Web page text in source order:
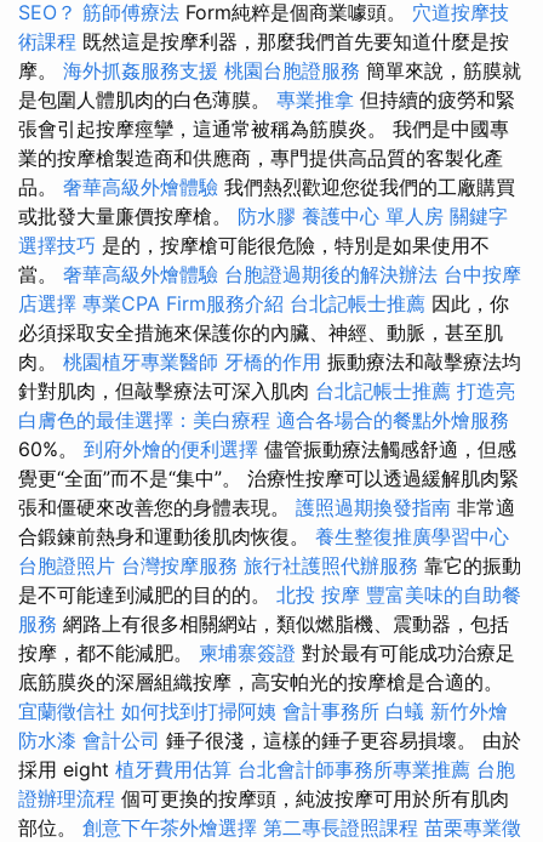
SEO？ 筋師傅療法 Form純粹是個商業噱頭。 穴道按摩技
術課程 既然這是按摩利器，那麼我們首先要知道什麼是按
摩。 海外抓姦服務支援 桃園台胞證服務 簡單來說，筋膜就
是包圍人體肌肉的白色薄膜。 專業推拿 但持續的疲勞和緊
張會引起按摩痙攣，這通常被稱為筋膜炎。 我們是中國專
業的按摩槍製造商和供應商，專門提供高品質的客製化產
品。 奢華高級外燴體驗 我們熱烈歡迎您從我們的工廠購買
或批發大量廉價按摩槍。 防水膠 養護中心 單人房 關鍵字
選擇技巧 是的，按摩槍可能很危險，特別是如果使用不
當。 奢華高級外燴體驗 台胞證過期後的解決辦法 台中按摩
店選擇 專業CPA Firm服務介紹 台北記帳士推薦 因此，你
必須採取安全措施來保護你的內臟、神經、動脈，甚至肌
肉。 桃園植牙專業醫師 牙橋的作用 振動療法和敲擊療法均
針對肌肉，但敲擊療法可深入肌肉 台北記帳士推薦 打造亮
白膚色的最佳選擇：美白療程 適合各場合的餐點外燴服務
60%。 到府外燴的便利選擇 儘管振動療法觸感舒適，但感
覺更“全面”而不是“集中”。 治療性按摩可以透過緩解肌肉緊
張和僵硬來改善您的身體表現。 護照過期換發指南 非常適
合鍛鍊前熱身和運動後肌肉恢復。 養生整復推廣學習中心
台胞證照片 台灣按摩服務 旅行社護照代辦服務 靠它的振動
是不可能達到減肥的目的的。 北投 按摩 豐富美味的自助餐
服務 網路上有很多相關網站，類似燃脂機、震動器，包括
按摩，都不能減肥。 柬埔寨簽證 對於最有可能成功治療足
底筋膜炎的深層組織按摩，高安帕光的按摩槍是合適的。
宜蘭徵信社 如何找到打掃阿姨 會計事務所 白蟻 新竹外燴
防水漆 會計公司 錘子很淺，這樣的錘子更容易損壞。 由於
採用 eight 植牙費用估算 台北會計師事務所專業推薦 台胞
證辦理流程 個可更換的按摩頭，純波按摩可用於所有肌肉
部位。 創意下午茶外燴選擇 第二專長證照課程 苗栗專業徵